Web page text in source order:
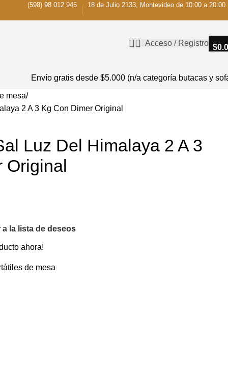
(598) 98 012 945 18 de Julio 2133, Montevideo de 10:00 a 20:00
Acceso / Registro $
Envío gratis desde $5.000 (n/a categoría butacas y
mesa
2 A 3 Kg Con Dimer Original
Luz Del Himalaya 2 A 3
Original
la lista de deseos
ahora!
de mesa